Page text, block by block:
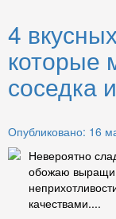
4
которые
соседка
Опубликовано: 16
Невероятно
обожаю
качествами....